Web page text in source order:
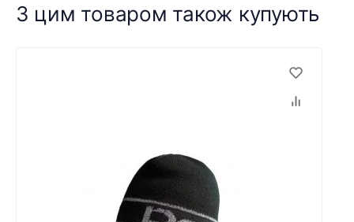
З цим товаром також купують